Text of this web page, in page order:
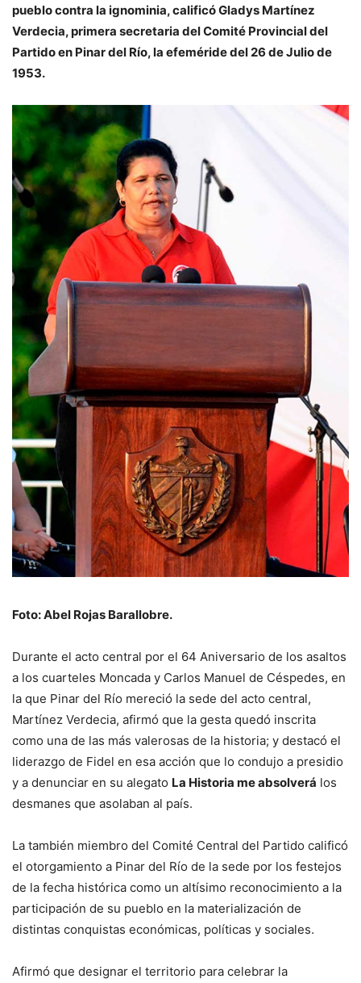
pueblo contra la ignominia, calificó Gladys Martínez
Verdecia, primera secretaria del Comité Provincial del
Partido en Pinar del Río, la efeméride del 26 de Julio de
1953.
Foto: Abel Rojas Barallobre.
Durante el acto central por el 64 Aniversario de los asaltos
a los cuarteles Moncada y Carlos Manuel de Céspedes, en
la que Pinar del Río mereció la sede del acto central,
Martínez Verdecia, afirmó que la gesta quedó inscrita
como una de las más valerosas de la historia; y destacó el
liderazgo de Fidel en esa acción que lo condujo a presidio
y a denunciar en su alegato La Historia me absolverá los
desmanes que asolaban al país.
La también miembro del Comité Central del Partido calificó
el otorgamiento a Pinar del Río de la sede por los festejos
de la fecha histórica como un altísimo reconocimiento a la
participación de su pueblo en la materialización de
distintas conquistas económicas, políticas y sociales.
Afirmó que designar el territorio para celebrar la